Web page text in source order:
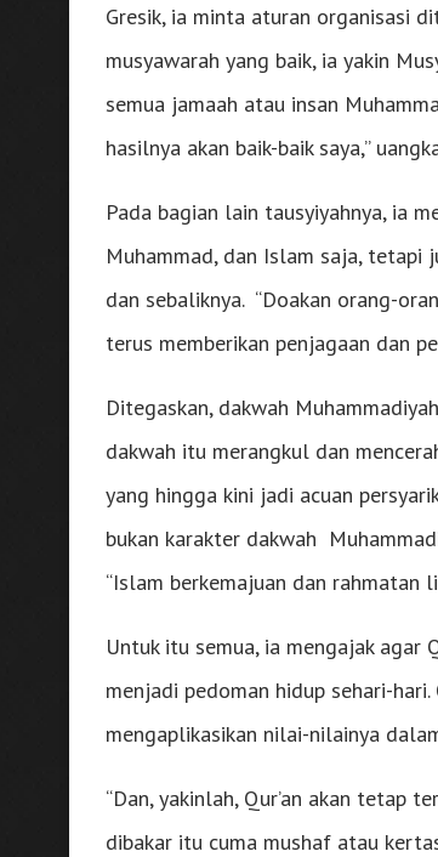
Gresik, ia minta aturan organisasi
musyawarah yang baik, ia yakin
semua jamaah atau insan
hasilnya akan baik-baik saya,”
Pada bagian lain tausyiyahnya, ia
Muhammad, dan Islam saja, tetapi
dan sebaliknya. “Doakan orang-
terus memberikan penjagaan dan
Ditegaskan, dakwah
dakwah itu merangkul dan
yang hingga kini jadi acuan
bukan karakter dakwah
“Islam berkemajuan dan rahmatan
Untuk itu semua, ia mengajak agar
menjadi pedoman hidup sehari-
mengaplikasikan nilai-nilainya
“Dan, yakinlah, Qur’an akan tetap
dibakar itu cuma mushaf atau